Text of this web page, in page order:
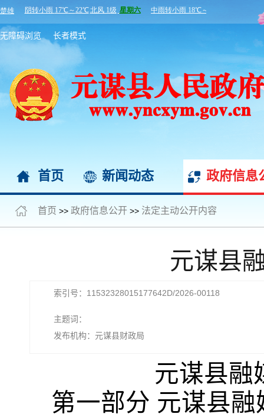
无障碍浏览 长者模式
首页 新闻动态 政府信息
首页 >> 政府信息公开 >> 法定主动公开内容
元谋县
索引号：11532328015177642D/2026-00118
主题词：
发布机构：元谋县财政局
元谋县融
第一部分 元谋县